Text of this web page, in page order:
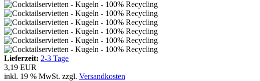
Lieferzeit: 2-3 Tage
3,19 EUR
inkl. 19 % MwSt. zzgl. Versandkosten